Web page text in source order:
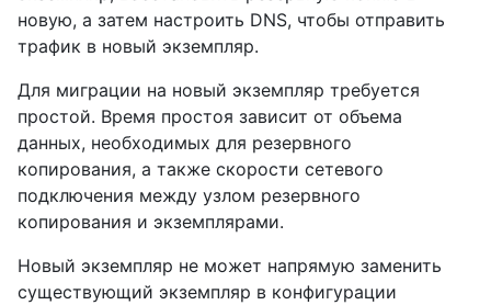
новую, а затем настроить DNS, чтобы отправить
трафик в новый экземпляр.
Для миграции на новый экземпляр требуется
простой. Время простоя зависит от объема
данных, необходимых для резервного
копирования, а также скорости сетевого
подключения между узлом резервного
копирования и экземплярами.
Новый экземпляр не может напрямую заменить
существующий экземпляр в конфигурации